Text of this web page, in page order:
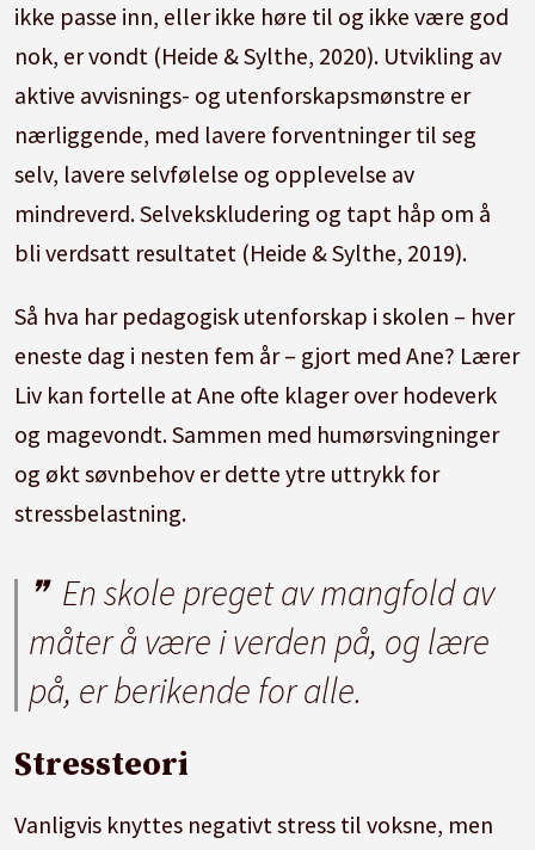
ikke passe inn, eller ikke høre til og ikke være god
nok, er vondt (Heide & Sylthe, 2020). Utvikling av
aktive avvisnings- og utenforskapsmønstre er
nærliggende, med lavere forventninger til seg
selv, lavere selvfølelse og opplevelse av
mindreverd.Selvekskludering og tapt håp om å
bli verdsatt resultatet (Heide & Sylthe, 2019).
Så hva har pedagogisk utenforskap i skolen – hver
eneste dag i nesten fem år – gjort med Ane? Lærer
Liv kan fortelle at Ane ofte klager over hodeverk
og magevondt.Sammen med humørsvingninger
og økt søvnbehov er dette ytre uttrykk for
stressbelastning.
En skole preget av mangfold av
måter å være i verden på, og lære
på, er berikende for alle.
Stressteori
Vanligvis knyttes negativt stress til voksne, men